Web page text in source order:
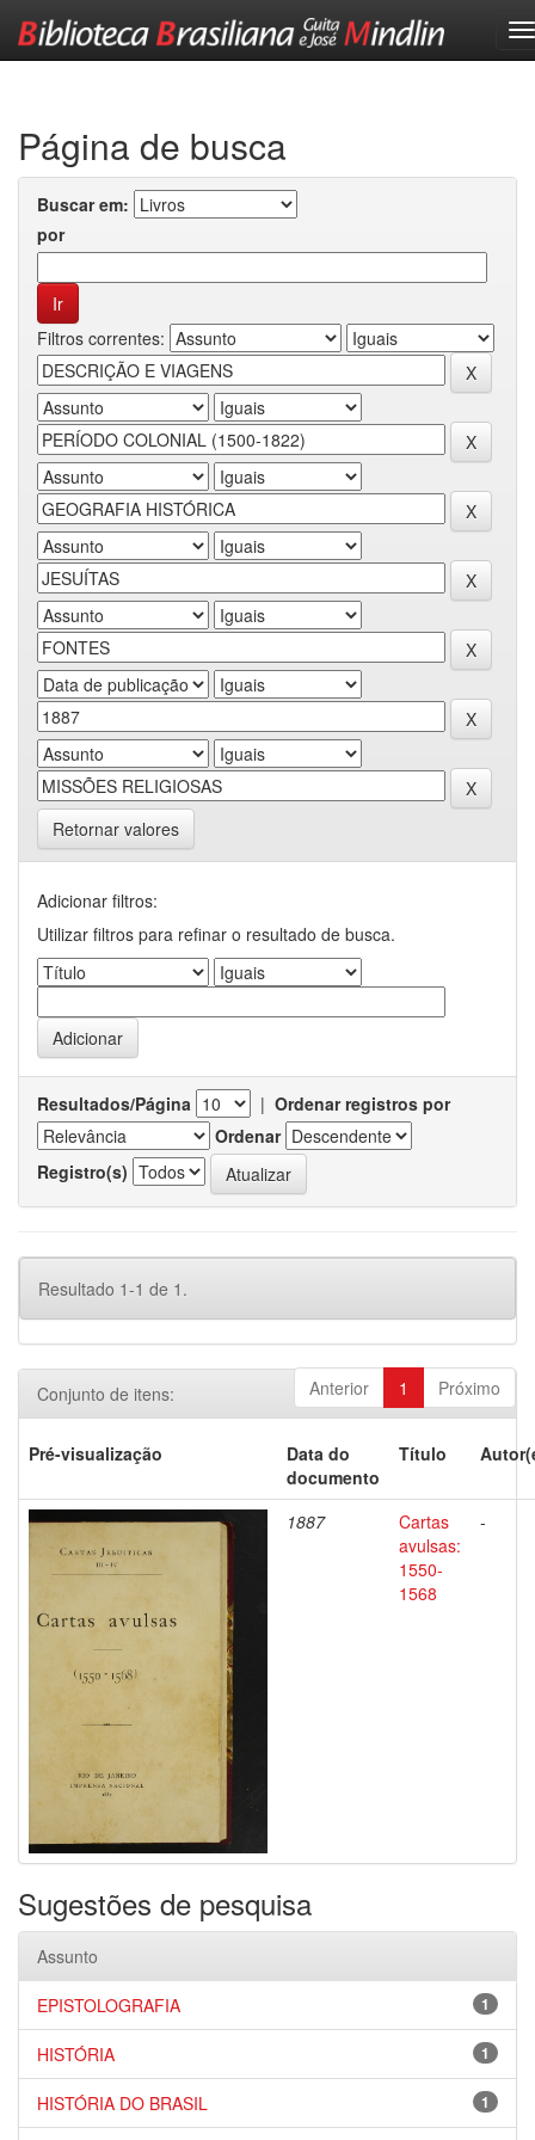
Página de busca
Buscar em:
por
Filtros correntes:
Retornar valores
Adicionar filtros:
Utilizar filtros para refinar o resultado de busca.
Resultados/Página | Ordenar registros por
Ordenar
Registro(s)
Resultado 1-1 de 1.
Anterior 1 Próximo
Conjunto de itens:
Pré-visualização
Data do
documento
Título
1887
Cartas
avulsas:
1550-
1568
-
Sugestões de pesquisa
Assunto
1
EPISTOLOGRAFIA
1
HISTÓRIA
1
HISTÓRIA DO BRASIL